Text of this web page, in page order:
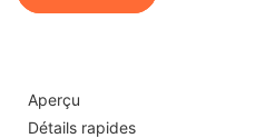
Aperçu
Détails rapides